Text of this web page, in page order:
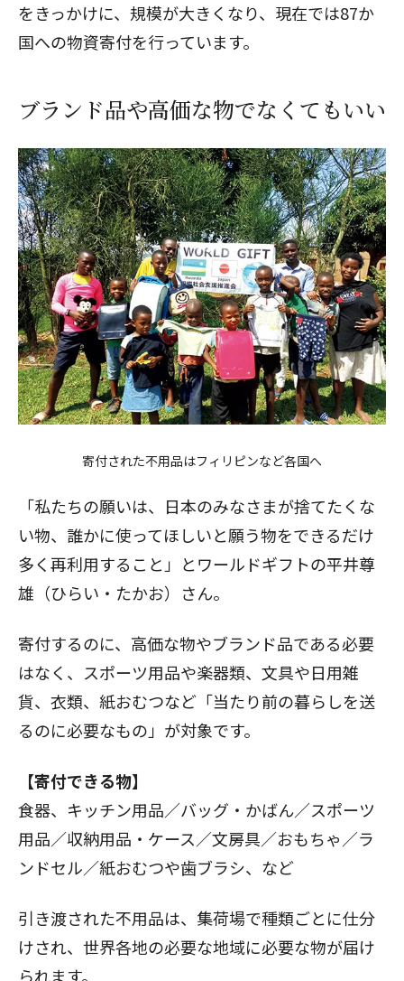
をきっかけに、規模が大きくなり、現在では87か
国への物資寄付を行っています。
ブランド品や高価な物でなくてもいい
寄付された不用品はフィリピンなど各国へ
「私たちの願いは、日本のみなさまが捨てたくな
い物、誰かに使ってほしいと願う物をできるだけ
多く再利用すること」とワールドギフトの平井尊
雄（ひらい・たかお）さん。
寄付するのに、高価な物やブランド品である必要
はなく、スポーツ用品や楽器類、文具や日用雑
貨、衣類、紙おむつなど「当たり前の暮らしを送
るのに必要なもの」が対象です。
【寄付できる物】
食器、キッチン用品／バッグ・かばん／スポーツ
用品／収納用品・ケース／文房具／おもちゃ／ラ
ンドセル／紙おむつや歯ブラシ、など
引き渡された不用品は、集荷場で種類ごとに仕分
けされ、世界各地の必要な地域に必要な物が届け
られます。